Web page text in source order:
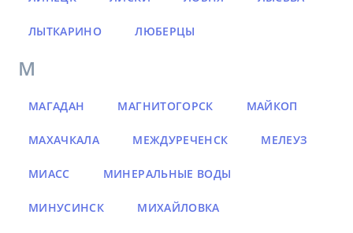
ЛЫТКАРИНО ЛЮБЕРЦЫ
М
МАГАДАН МАГНИТОГОРСК МАЙКОП
МАХАЧКАЛА МЕЖДУРЕЧЕНСК МЕЛЕУЗ
МИАСС МИНЕРАЛЬНЫЕ ВОДЫ
МИНУСИНСК МИХАЙЛОВКА